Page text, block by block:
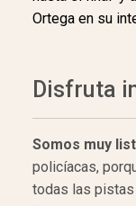
Ortega en su
Disfruta
Somos muy
policíacas,
todas las pistas